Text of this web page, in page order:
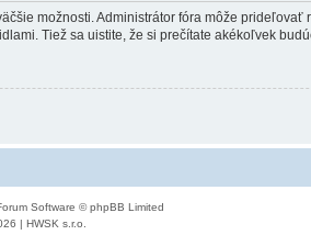
možnosti. Administrátor fóra môže
Tiež sa uistite, že si prečítate akékoľvek
Software © phpBB Limited
| HWSK s.r.o.